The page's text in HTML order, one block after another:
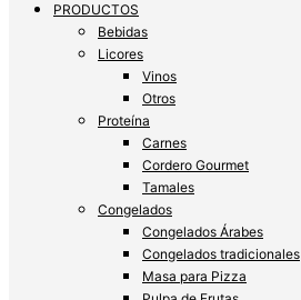
PRODUCTOS
Bebidas
Licores
Vinos
Otros
Proteína
Carnes
Cordero Gourmet
Tamales
Congelados
Congelados Árabes
Congelados tradicionales
Masa para Pizza